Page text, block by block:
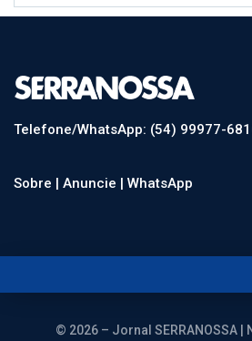
Telefone/WhatsApp: (54) 99977-
Sobre | Anuncie | WhatsApp
© 2026 – Jornal SERRANOSSA |